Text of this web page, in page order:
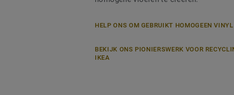
HELP ONS OM GEBRUIKT HOMOGEEN
BEKIJK ONS PIONIERSWERK VOOR
IKEA